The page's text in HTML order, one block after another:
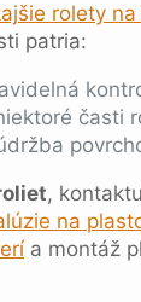
rolety
patria:
časti
,
na
a montáž